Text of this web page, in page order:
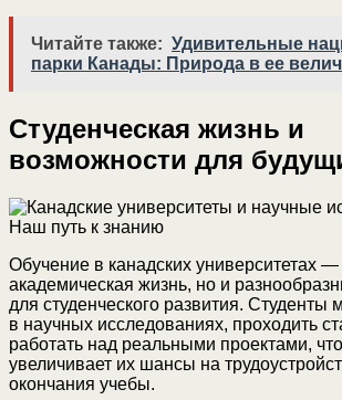
Читайте также: Удивительные
парки Канады: Природа в ее
Студенческая жизнь и
возможности для
Обучение в канадских университетах —
академическая жизнь, но и
для студенческого развития. Студенты
в научных исследованиях, проходить
работать над реальными проектами,
увеличивает их шансы на
окончания учебы.